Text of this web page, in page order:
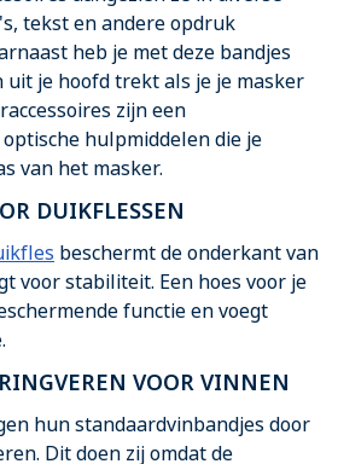
tekst en andere opdruk
heb je met deze bandjes
uit je hoofd trekt als je je masker
zijn een
hulpmiddelen die je
van het masker.
DUIKFLESSEN
beschermt de onderkant van
voor stabiliteit. Een hoes voor je
functie en voegt
VOOR VINNEN
hun standaardvinbandjes door
Dit doen zij omdat de